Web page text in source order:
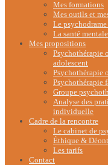
Mes formations
Mes outils et
Le
La santé
Mes propositions
Psychothérapie
adolescent
Psychothérapie
Psychothérapie
Groupe
Analyse des
individuelle
Cadre de la rencontre
Le cabinet de
Éthique &
Les tarifs
Contact